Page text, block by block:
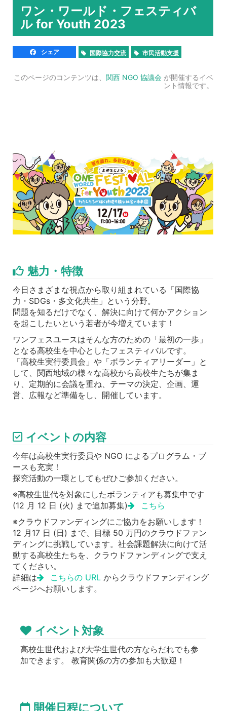
ワン・ワールド・フェスティバ
ル for Youth 2023
シェア 国際協力交流 市民活動支援
このページのコンテンツは、 関西 NGO 協議会が開催するイベ
ント情報です。
魅力・特徴
今日さまざまな視点から取り組まれている「国際協
力・SDGs・多文化共生」という分野。
問題を知るだけでなく、解決に向けて何かアクション
を起こしたいという若者が今増えています！
ワンフェスユースはそんな方のための「最初の一歩」
となる高校生を中心としたフェスティバルです。
「高校生実行委員会」や「ボランティアリーダー」と
して、関西地域の様々な高校から高校生たちが集ま
り、定期的に会議を重ね、テーマの決定、企画、運
営、広報など準備をし、開催しています。
イベントの内容
今年は高校生実行委員や NGO によるプログラム・ブ
ースも充実！
探究活動の一環としてもぜひご参加ください。
※高校生世代を対象にしたボランティアも募集中です
(12 月 12 日 (火) まで追加募集)
こちら
※クラウドファンディングにご協力をお願いします！
12 月17 日 (日) まで、目標 50 万円のクラウドファン
ディングに挑戦しています。社会課題解決に向けて活
動する高校生たちを、クラウドファンディングで支え
てください。
詳細は
こちらの URL からクラウドファンディング
ページへお願いします。
イベント対象
高校生世代および大学生世代の方ならだれでも参
加できます。 教育関係の方の参加も大歓迎！
開催日程について